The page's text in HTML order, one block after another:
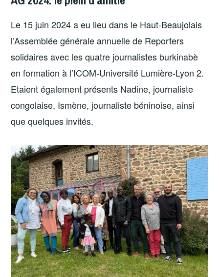
Le 15 juin 2024 a eu lieu dans le Haut-Beaujolais
l’Assemblée générale annuelle de Reporters
solidaires avec les quatre journalistes burkinabè
en formation à l’ICOM-Université Lumière-Lyon 2.
Etaient également présents Nadine, journaliste
congolaise, Ismène, journaliste béninoise, ainsi
que quelques invités.